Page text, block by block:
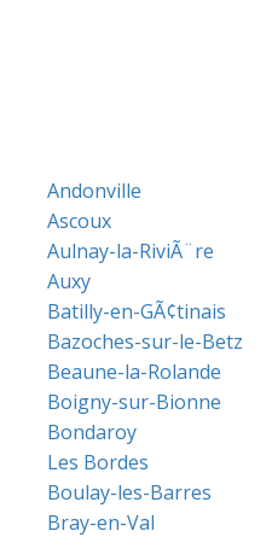
Andonville
Ascoux
Aulnay-la-RiviÃ¨re
Auxy
Batilly-en-GÃ¢tinais
Bazoches-sur-le-Betz
Beaune-la-Rolande
Boigny-sur-Bionne
Bondaroy
Les Bordes
Boulay-les-Barres
Bray-en-Val